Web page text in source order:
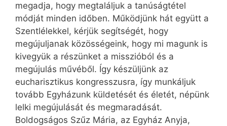
megadja, hogy megtaláljuk a tanúságtétel
módját minden időben. Működjünk hát együtt a
Szentlélekkel, kérjük segítségét, hogy
megújuljanak közösségeink, hogy mi magunk is
kivegyük a részünket a misszióból és a
megújulás művéből. Így készüljünk az
eucharisztikus kongresszusra, így munkáljuk
tovább Egyházunk küldetését és életét, népünk
lelki megújulását és megmaradását.
Boldogságos Szűz Mária, az Egyház Anyja,